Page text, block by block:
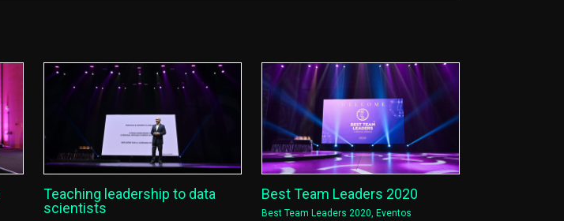
Teaching leadership to data
scientists
Best Team Leaders 2020
Best Team Leaders 2020, Eventos